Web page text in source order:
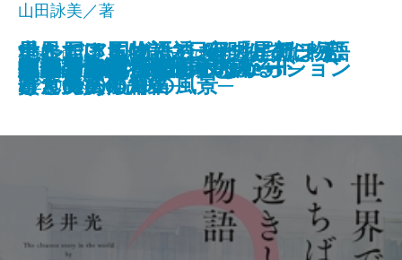
灼熱
擬傷の鳥はつかまらない
プリンシパル
アイドルだった君へ
星に届ける物語─日経「星新一
賞」受賞作品集─
あわこさま─不村家奇譚─
うしろにご用心！
ナルニア国物語3 夜明けのぼう
けん号の航海
真冬の訪問者
いただきますは、ふたりで。─恋
と食のある10の風景─
山田詠美／著
新潮文庫nex 978-4-10-180299-2 781円
2025/01/29
世界でいちばん透きとおった物語
2
家裁調査官・庵原かのん
火山のふもとで
鯉姫婚姻譚
死ぬまでに行きたい海
それでも日々はつづくから
胃が合うふたり
ブロッコリー・レボリューション
いのちの記憶─銀河を渡るII─
ナルニア国物語2 カスピアン王
子と魔法の角笛